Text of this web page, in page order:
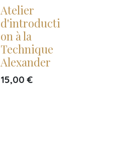
Atelier
d'introducti
on à la
Technique
Alexander
15,00 €